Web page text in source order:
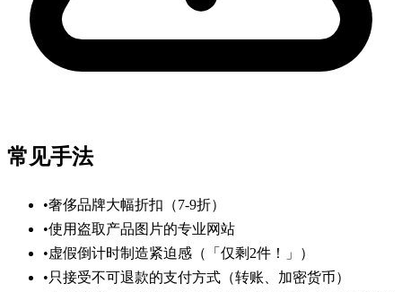
常见手法
•奢侈品牌大幅折扣（7-9折）
•使用盗取产品图片的专业网站
•虚假倒计时制造紧迫感（「仅剩2件！」）
•只接受不可退款的支付方式（转账、加密货币）